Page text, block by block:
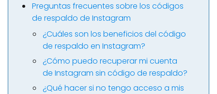
Preguntas frecuentes sobre los códigos
de respaldo de Instagram
¿Cuáles son los beneficios del código
de respaldo en Instagram?
¿Cómo puedo recuperar mi cuenta
de Instagram sin código de respaldo?
¿Qué hacer si no tengo acceso a mis